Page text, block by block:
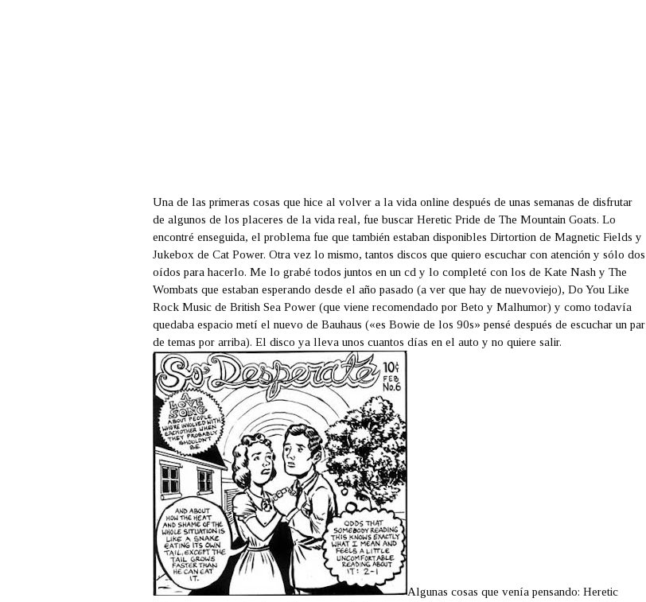
Una de las primeras cosas que hice al volver a la vida online después de unas semanas de disfrutar
de algunos de los placeres de la vida real, fue buscar Heretic Pride de The Mountain Goats. Lo
encontré enseguida, el problema fue que también estaban disponibles Dirtortion de Magnetic Fields y
Jukebox de Cat Power. Otra vez lo mismo, tantos discos que quiero escuchar con atención y sólo dos
oídos para hacerlo. Me lo grabé todos juntos en un cd y lo completé con los de Kate Nash y The
Wombats que estaban esperando desde el año pasado (a ver que hay de nuevoviejo), Do You Like
Rock Music de British Sea Power (que viene recomendado por Beto y Malhumor) y como todavía
quedaba espacio metí el nuevo de Bauhaus («es Bowie de los 90s» pensé después de escuchar un par
de temas por arriba). El disco ya lleva unos cuantos días en el auto y no quiere salir.
Algunas cosas que venía pensando: Heretic